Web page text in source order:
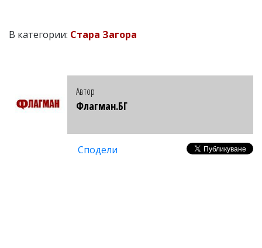
В категории: Стара Загора
Автор
Флагман.БГ
Сподели